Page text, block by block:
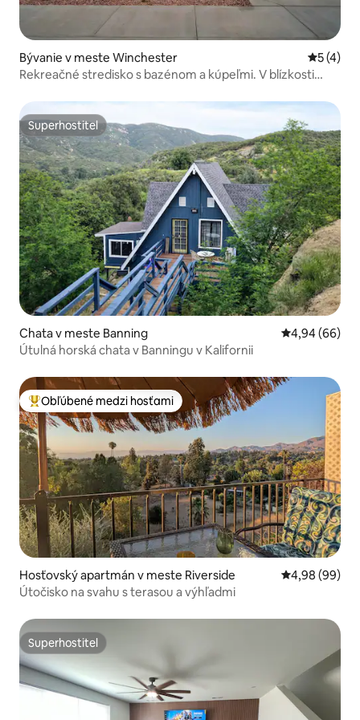
Bývanie v meste Winchester
5 (4)
Rekreačné stredisko s bazénom a kúpeľmi. V blízkosti
Superhostiteľ
Superhostiteľ
Chata v meste Banning Priemerné
4,94 (66)
Útulná horská chata v Banningu v Kalifornii
Najobľúbenejšie medzi hosťami
Obľúbené medzi hosťami
Hosťovský apartmán v meste Riverside Priemerné
4,98 (99)
Útočisko na svahu s terasou a výhľadmi
Superhostiteľ
Superhostiteľ